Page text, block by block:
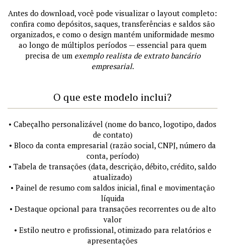
Antes do download, você pode visualizar o layout completo:
confira como depósitos, saques, transferências e saldos são
organizados, e como o design mantém uniformidade mesmo
ao longo de múltiplos períodos — essencial para quem
precisa de um exemplo realista de extrato bancário
empresarial.
O que este modelo inclui?
• Cabeçalho personalizável (nome do banco, logotipo, dados
de contato)
• Bloco da conta empresarial (razão social, CNPJ, número da
conta, período)
• Tabela de transações (data, descrição, débito, crédito, saldo
atualizado)
• Painel de resumo com saldos inicial, final e movimentação
líquida
• Destaque opcional para transações recorrentes ou de alto
valor
• Estilo neutro e profissional, otimizado para relatórios e
apresentações